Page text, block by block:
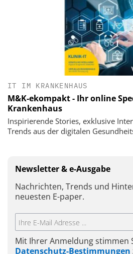
IT IM KRANKENHAUS
M&K-ekompakt - Ihr online
Krankenhaus
Inspirierende Stories, exklusive
Trends aus der digitalen
Newsletter & e-Ausgabe
Nachrichten, Trends und
neuesten E-paper.
Mit Ihrer Anmeldung stimmen
Datenschutz-Bestimmungen